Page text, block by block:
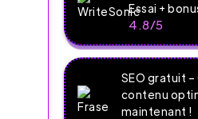
Essai +
4.8/5
SEO gratuit
contenu
maintenant !